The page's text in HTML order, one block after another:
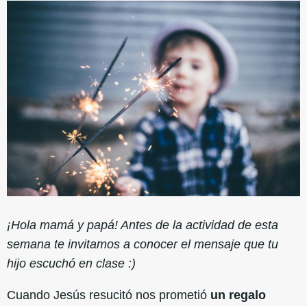
¡Hola mamá y papá! Antes de la actividad de esta
semana te invitamos a conocer el mensaje que tu
hijo escuchó en clase :)
Cuando Jesús resucitó nos prometió un regalo